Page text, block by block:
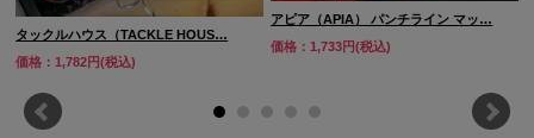
タックルハウス（TACKLE HOUS…
価格：1,782円(税込)
アピア（APIA） パンチライン マッ…
価格：1,733円(税込)